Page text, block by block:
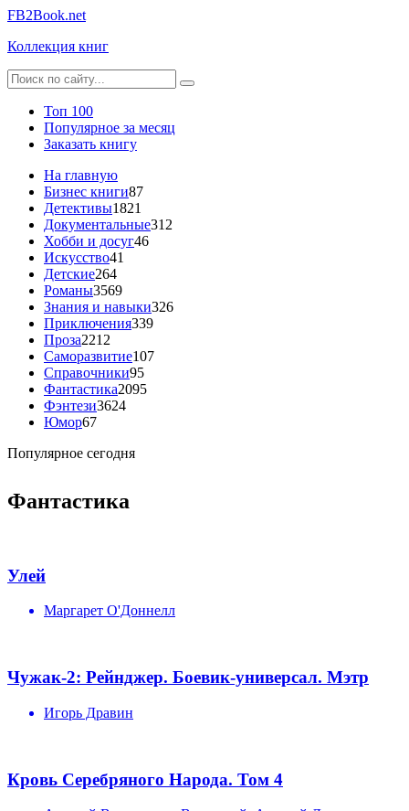
FB2Book.net
Коллекция книг
Топ 100
Популярное за месяц
Заказать книгу
На главную
Бизнес книги87
Детективы1821
Документальные312
Хобби и досуг46
Искусство41
Детские264
Романы3569
Знания и навыки326
Приключения339
Проза2212
Саморазвитие107
Справочники95
Фантастика2095
Фэнтези3624
Юмор67
Популярное сегодня
Фантастика
Улей
Маргарет О'Доннелл
Чужак-2: Рейнджер. Боевик-универсал. Мэтр
Игорь Дравин
Кровь Серебряного Народа. Том 4